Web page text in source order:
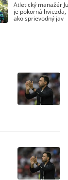
Atletický manažér
je pokorná
ako sprievodný jav